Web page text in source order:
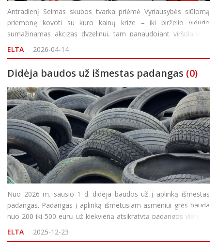
Antradienį Seimas skubos tvarka priėmė Vyriausybės siūlomą
priemonę kovoti su kuro kainų krize – iki birželio vidurio
sumažinamas akcizas dyzelinui, tam panaudojant viršplanines
pridėtinės vertės mokesčio (PVM) pajamas. Galutiniame etape
už įstatymo projektą balsavo 98 parlamentarai, s
ELTA 2026-04-14
Didėja baudos už išmestas padangas (0)
Nuo 2026 m. sausio 1 d. didėja baudos už į aplinką išmestas
padangas. Padangas į aplinką išmetusiam asmeniui grės bauda
nuo 200 iki 500 eurų už kiekvieną atsikratytą padangos vienetą.
Seimo priimtą Administracinių nusižengimų kodekso pataisą
iniciavęs Seimo Lietuvos socialdemokratų fr
ELTA 2025-12-23